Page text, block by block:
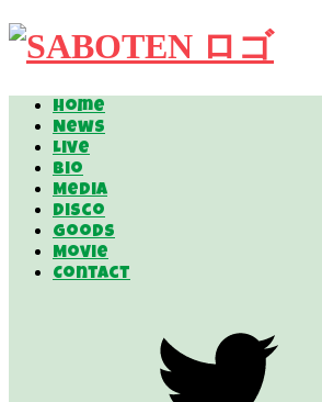
Home
News
Live
Bio
Media
Disco
Goods
Movie
Contact